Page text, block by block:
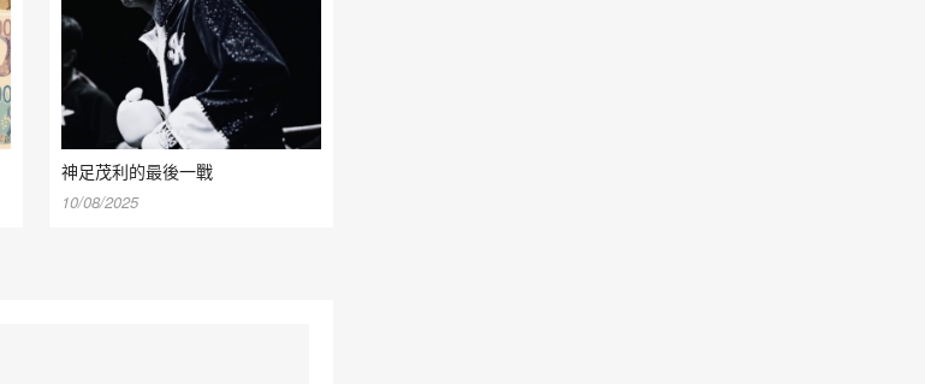
神足茂利的最後一戰
10/08/2025